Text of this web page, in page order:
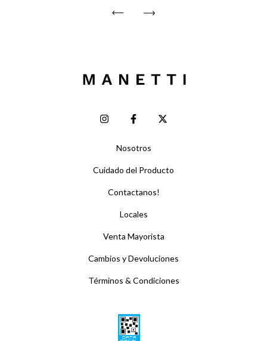
Nosotros
Cuidado del Producto
Contactanos!
Locales
Venta Mayorista
Cambios y Devoluciones
Términos & Condiciones